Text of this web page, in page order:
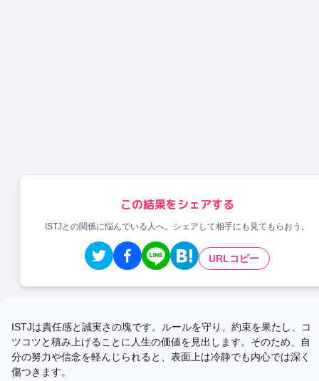
この結果をシェアする
ISTJとの関係に悩んでいる人へ。シェアして相手にも見てもらおう。
URLコピー
ISTJは責任感と誠実さの塊です。ルールを守り、約束を果たし、コ
ツコツと積み上げることに人生の価値を見出します。そのため、自
分の努力や信念を軽んじられると、表面上は冷静でも内心では深く
傷つきます。